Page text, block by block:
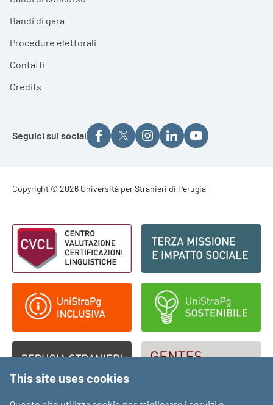
Bandi di gara
Procedure elettorali
Contatti
Credits
Seguici sui social
Footer - Copyright
Copyright © 2026 Università per Stranieri di Perugia
Footer - Loghi
This site uses cookies